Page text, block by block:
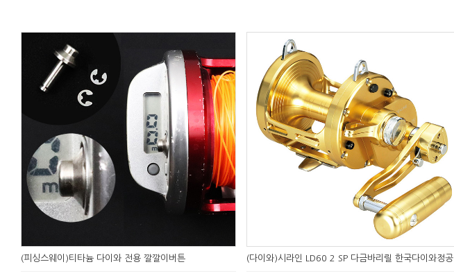
(피싱스웨이)티타늄 다이와 전용 깔깔이버튼 (다이와)시라인 LD60 2 SP 다금바리릴 한국다이와정공